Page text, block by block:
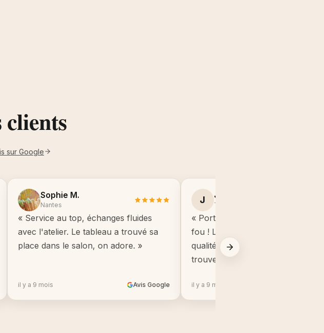
clients
sur Google
Sophie M.
Nantes
« Service au top, échanges fluides
avec l'atelier. Le tableau a trouvé sa
place dans le salon, on adore. »
il y a 9 mois Avis Google
J Julie B.
Toulouse
« Portrait manga de mon fils, il
fou ! Le cadre est de très bonne
qualité, beaucoup mieux que ce
trouve en grande surface. »
il y a 9 mois